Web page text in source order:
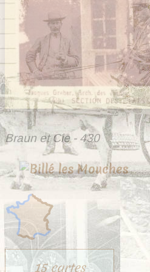
Braun et Cie - 430
15 cartes